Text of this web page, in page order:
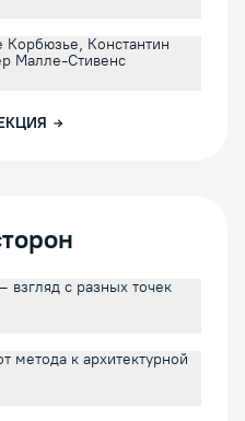
Константин
Малле-Стивенс
взгляд с разных точек
метода к архитектурной